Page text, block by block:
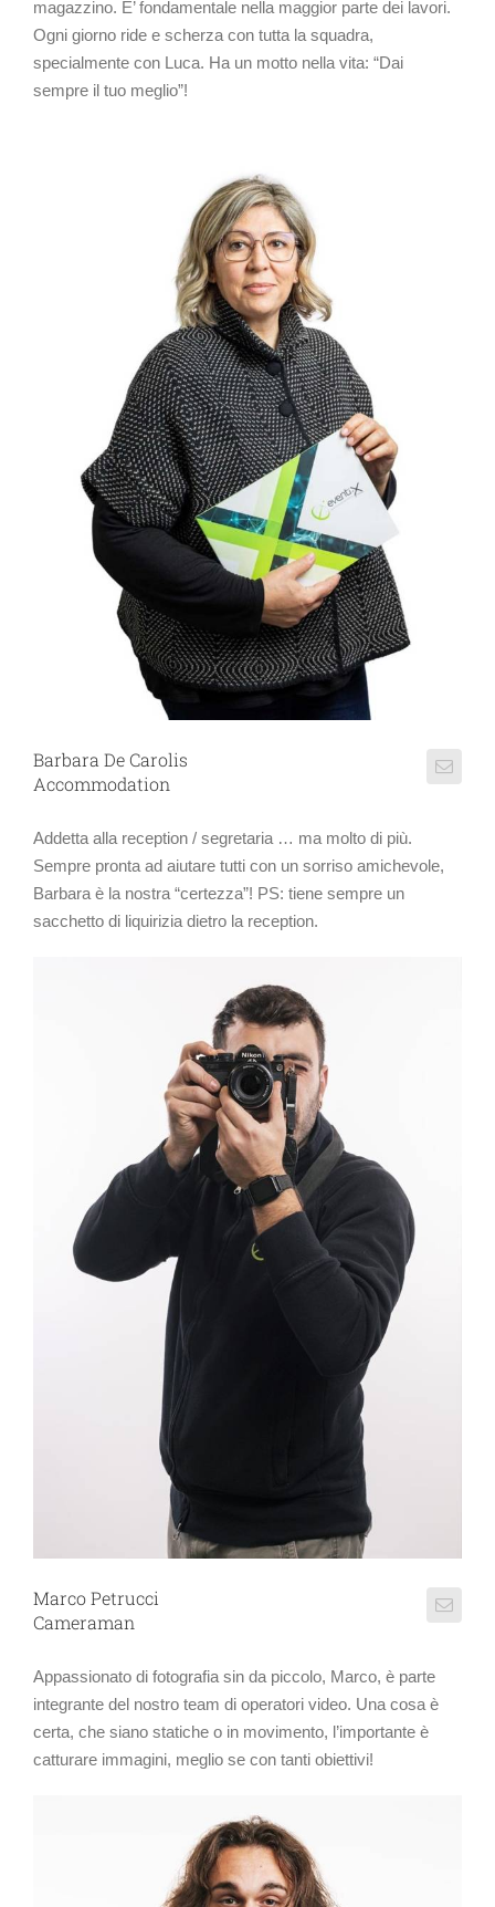
magazzino. E’ fondamentale nella maggior parte dei lavori.
Ogni giorno ride e scherza con tutta la squadra,
specialmente con Luca. Ha un motto nella vita: “Dai
sempre il tuo meglio”!
Barbara De Carolis
Accommodation
Addetta alla reception / segretaria … ma molto di più.
Sempre pronta ad aiutare tutti con un sorriso amichevole,
Barbara è la nostra “certezza”! PS: tiene sempre un
sacchetto di liquirizia dietro la reception.
Marco Petrucci
Cameraman
Appassionato di fotografia sin da piccolo, Marco, è parte
integrante del nostro team di operatori video. Una cosa è
certa, che siano statiche o in movimento, l’importante è
catturare immagini, meglio se con tanti obiettivi!